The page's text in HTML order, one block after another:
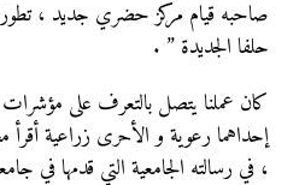
صاحبه قيام مركز حضري جديد ،
حلفا الجديدة ” .
كان عملنا يتصل بالتعرف على مؤشرات
إحداهما رعوية و الأحرى زراعية
، في رسالته الجامعية التي قدمها في